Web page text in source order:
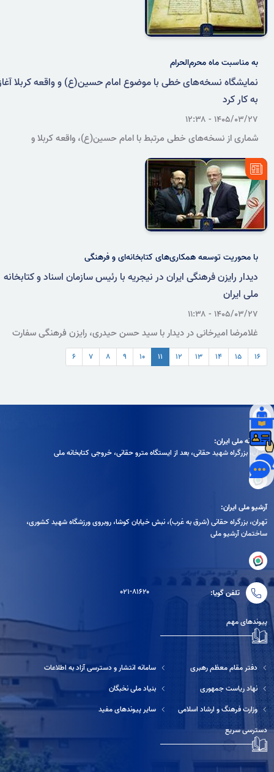
به مناسبت ماه محرم‌الحرام
نمایشگاه نسخه‌های خطی با موضوع امام حسین(ع) و واقعه کربلا
به کار کرد
۱۴۰۵/۰۳/۲۷ - ۱۲:۳۸
شماری از نسخه‌های خطی مرتبط با امام حسین(ع)، واقعه کربلا و
کتابخانه ملی ایران پیش روی علاقه‌مندان قرار گرفت.
با محوریت توسعه همکاری‌های کتابخانه‌ای و فرهنگی
دیدار رایزن فرهنگی ایران در نیجریه با رئیس سازمان اسناد و کتابخانه
ملی ایران
۱۴۰۵/۰۳/۲۷ - ۱۱:۳۸
غلامرضا امیرخانی در دیدار با سید حسن حیدری، رایزن فرهنگی سفارت
ایران در نیجریه، از آمادگی سازمان اسناد و کتابخانه ملی ایران برای
متقابل گوشه ایران و نیجریه، تبادل کتاب و برگزاری دوره‌های آموزشی
۶ ۷ ۸ ۹ ۱۰ ۱۱ ۱۲ ۱۳ ۱۴ ۱۵ ۱۶
کتابخانه ملی ایران:
تهران، بزرگراه شهيد حقانی، بعد از ايستگاه مترو حقانی، خروجی كتابخانه ملی
آرشیو ملی ایران:
تهران، بزرگراه حقانی (شرق به غرب)، نبش خیابان کوشا، روبروی ورزشگاه شهید کشوری،
ساختمان آرشیو ملی
تلفن گویا: ۰۲۱-۸۱۶۲۰
پیوندهای مهم
دفتر مقام معظم رهبری
نهاد ریاست جمهوری
وزارت فرهنگ و ارشاد اسلامی
سامانه انتشار و دسترسی آزاد به اطلاعات
بنیاد ملی نخبگان
سایر پیوندهای مفید
دسترسی سریع